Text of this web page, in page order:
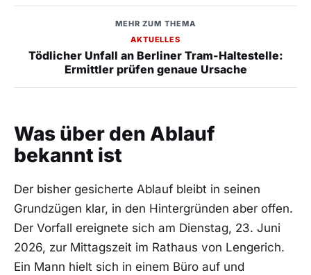
MEHR ZUM THEMA
AKTUELLES
Tödlicher Unfall an Berliner Tram-Haltestelle:
Ermittler prüfen genaue Ursache
Was über den Ablauf
bekannt ist
Der bisher gesicherte Ablauf bleibt in seinen
Grundzügen klar, in den Hintergründen aber offen.
Der Vorfall ereignete sich am Dienstag, 23. Juni
2026, zur Mittagszeit im Rathaus von Lengerich.
Ein Mann hielt sich in einem Büro auf und